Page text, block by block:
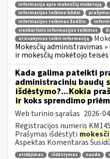
informacija apie mokesčių mokėtoją
informacijos teikimo būdai
informacijos teikimas žodžiu
vienkartinis informacijos teikimas
atsisakymas teikti informaciją
Mokesčių administravimas
ir mokesčių mokėtojo teisės
Kada galima pateikti
administracinių baudų
išdėstymo?...Kokia
irkoks sprendimo
Web turinio sąrašas 2026-
Registracijos numeris
Prašymas išdėstyti
Aspektas Komentaras
atidėjimas išdėstymas nauda